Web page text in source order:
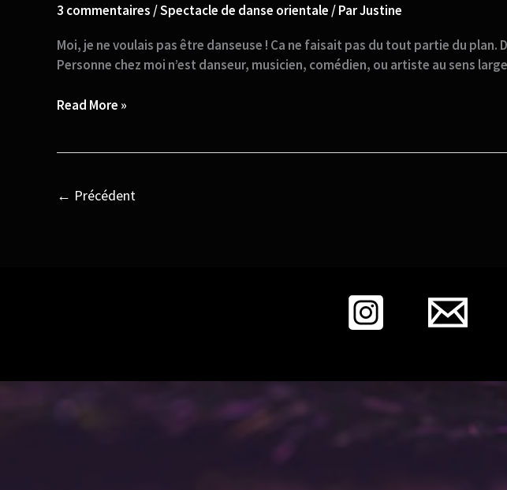
3 commentaires /Spectacle de danse orientale / ParJustine
Moi, je ne voulais pas être danseuse ! Ca ne faisait pas du tout partie du
Personne chez moi n’est danseur, musicien, comédien, ou artiste au sens
Read More »
← Précédent